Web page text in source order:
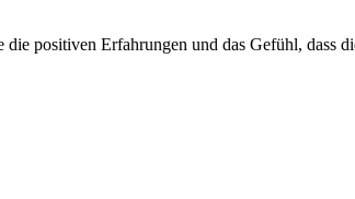
positiven Erfahrungen und das Gefühl, dass